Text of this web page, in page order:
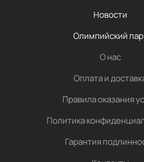
Новости
Олимпийский
О нас
Оплата и
Правила оказания
Политика
Гарантия